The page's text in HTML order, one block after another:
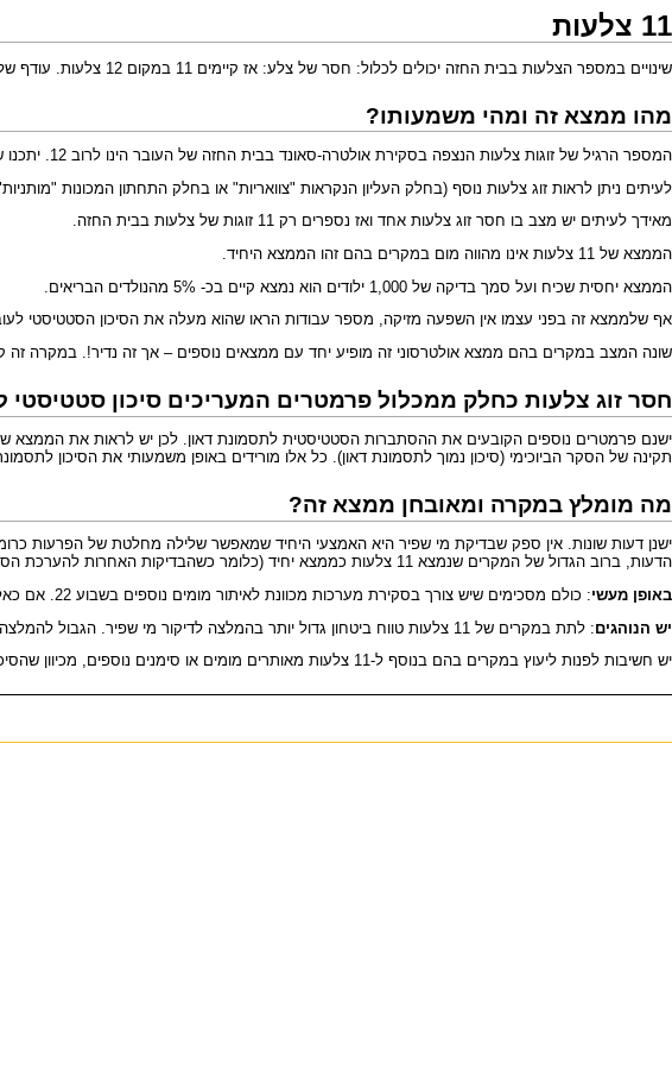
11 צלעות
שינויים במספר הצלעות בבית החזה יכולים לכלול: חסר של צלע: אז קיימים 11 במקום 12 צלעות. עודף של צלע: אז קיימים
מהו ממצא זה ומהי משמעותו?
המספר הרגיל של זוגות צלעות הנצפה בסקירת אולטרה-סאונד בבית החזה של העובר הינו לרוב 12. יתכנו שינויים של עודף ושל חוסר והם מהווים וריאציות נורמליות.
לעיתים ניתן לראות זוג צלעות נוסף (בחלק העליון הנקראות "צוואריות" או בחלק התחתון המכונות
מאידך לעיתים יש מצב בו חסר זוג צלעות אחד ואז נספרים רק 11 זוגות של צלעות בבית החזה.
הממצא של 11 צלעות אינו מהווה מום במקרים בהם זהו הממצא היחיד.
הממצא יחסית שכיח ועל סמך בדיקה של 1,000 ילודים הוא נמצא קיים בכ- 5% מהנולדים הבריאים.
אף שלממצא זה בפני עצמו אין השפעה מזיקה, מספר עבודות הראו שהוא מעלה את הסיכון הסטטיסטי לעובר עם תסמונת דאון. קיום של 11 זוגות צלעות נמצא בכ-10-33% מהילודים עם תסמונת
שונה המצב במקרים בהם ממצא אולטרסוני זה מופיע יחד עם ממצאים נוספים – אך זה נדיר!. במקרה זה
חסר זוג צלעות כחלק ממכלול פרמטרים המעריכים סיכון סטטיסטי
תקינה של הסקר הביוכימי (סיכון נמוך לתסמונת דאון). כל אלו מורידים באופן משמעותי את הסיכון
מה מומלץ במקרה ומאובחן ממצא זה?
ישנן דעות שונות. אין ספק שבדיקת מי שפיר היא האמצעי היחיד שמאפשר שלילה מחלטת של הפרעות
הדעות, ברוב הגדול של המקרים שנמצא 11 צלעות כממצא יחיד (כלומר כשהבדיקות האחרות להערכת הסיכון הסטטיסטי של תסמונת דאון לא מדגימות עליה בסיכון לבעיות כרומוזומליות) אין המלצה גורפת לדיקור מי שפיר.
באופן מעשי: כולם מסכימים שיש צורך בסקירת מערכות מכוונת לאיתור מומים נוספים בשבוע 22. אם כאלה קיימים יש (ועדיין ניתן) לבצע דיקור מי שפיר.
יש הנוהגים: לתת במקרים של 11 צלעות טווח ביטחון גדול יותר בהמלצה לדיקור מי שפיר. הגבול להמלצה על פי הסיכון לתסמונת דאון מועלה מ- 1:380 ל- 1:1000. במקרים שיש ממצאים נוספים הגבולות הללו לא מספיקים וצריך יעוץ גנטי.
יש חשיבות לפנות ליעוץ במקרים בהם בנוסף ל-11 צלעות מאותרים מומים או סימנים נוספים, מכיוון שהסיכון לקיום תסמונת כרומוזומלית או תסמונת אחרת עולה אז באופן משמעותי ויש לדון על בדיקות נוספות.